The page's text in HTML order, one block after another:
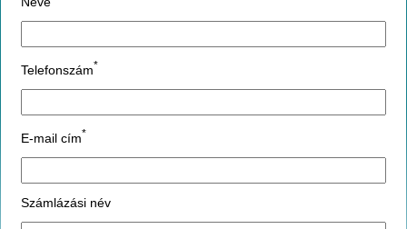
Telefonszám*
E-mail cím*
Számlázási név